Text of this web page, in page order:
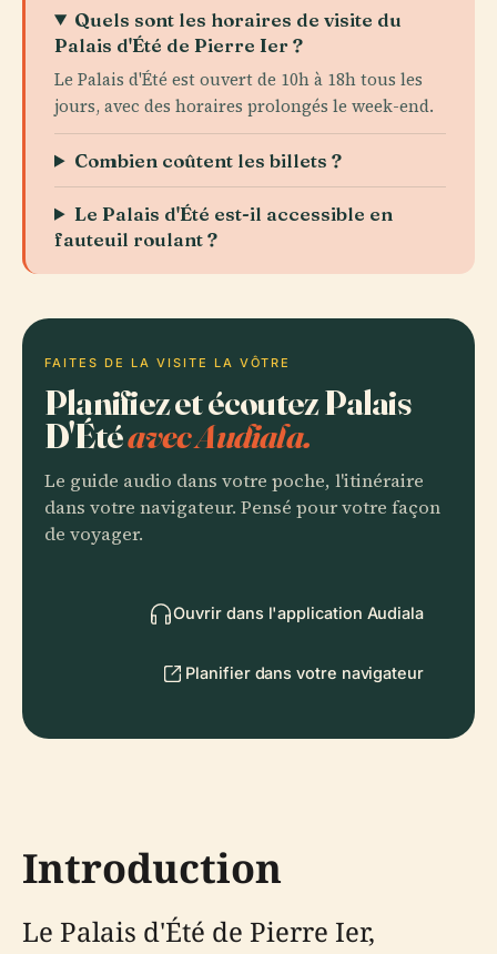
Quels sont les horaires de visite du
Palais d'Été de Pierre Ier ?
Le Palais d'Été est ouvert de 10h à 18h tous les
jours, avec des horaires prolongés le week-end.
Combien coûtent les billets ?
Le Palais d'Été est-il accessible en
fauteuil roulant ?
FAITES DE LA VISITE LA VÔTRE
Planifiez et écoutez Palais
D'Étéavec Audiala.
Le guide audio dans votre poche, l'itinéraire
dans votre navigateur. Pensé pour votre façon
de voyager.
Ouvrir dans l'application Audiala
Planifier dans votre navigateur
Introduction
Le Palais d'Été de Pierre Ier,